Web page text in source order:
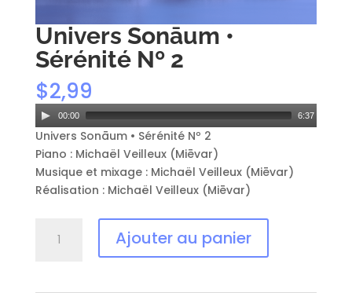
Univers Sonāum •
Sérénité Nº 2
$2,99
A
u
d
i
o
00:00 6:37
Univers Sonāum • Sérénité Nº 2
Piano : Michaël Veilleux (Miēvar)
Musique et mixage : Michaël Veilleux (Miēvar)
Réalisation : Michaël Veilleux (Miēvar)
Ajouter au panier